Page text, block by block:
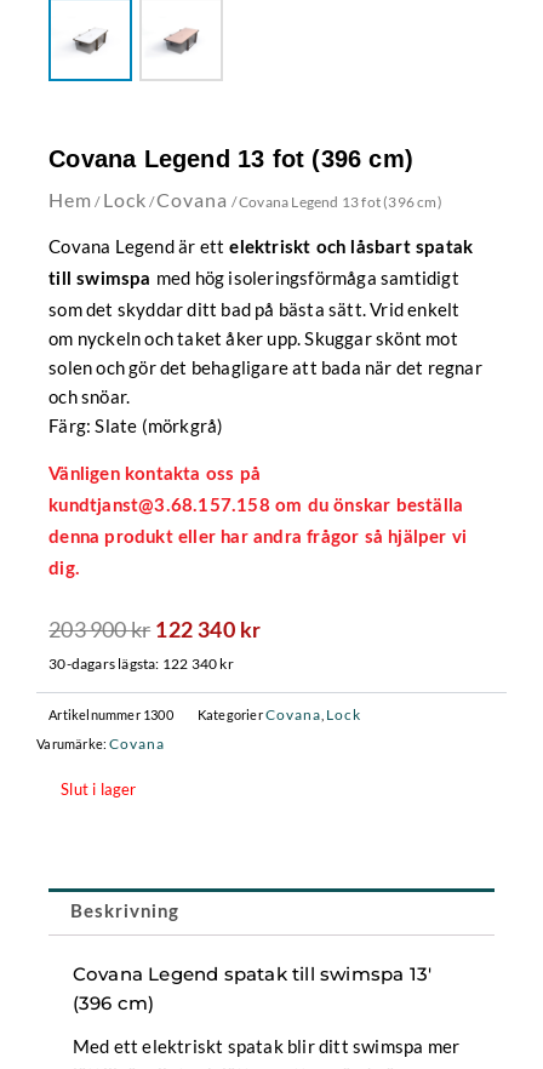
Covana Legend 13 fot (396 cm)
Hem / Lock /Covana / Covana Legend 13 fot (396 cm)
Covana Legend är ett elektriskt och låsbart spatak
till swimspa med hög isoleringsförmåga samtidigt
som det skyddar ditt bad på bästa sätt. Vrid enkelt
om nyckeln och taket åker upp. Skuggar skönt mot
solen och gör det behagligare att bada när det regnar
och snöar.
Färg: Slate (mörkgrå)
Vänligen kontakta oss på
kundtjanst@3.68.157.158 om du önskar beställa
denna produkt eller har andra frågor så hjälper vi
dig.
203 900kr Det
ursprungliga
var:
203
122 340 krDet
är:
30-dagars lägsta: 122 340kr
Artikelnummer 1300 KategorierCovana Lock
Varumärke:Covana
Slut i lager
Beskrivning
Covana Legend spatak till swimspa 13′
(396 cm)
Med ett elektriskt spatak blir ditt swimspa mer